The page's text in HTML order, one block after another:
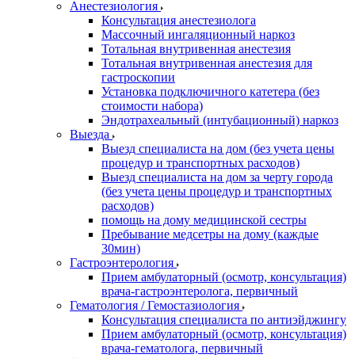
Анестезиология
Консультация анестезиолога
Массочный ингаляционный наркоз
Тотальная внутривенная анестезия
Тотальная внутривенная анестезия для
гастроскопии
Установка подключичного катетера (без
стоимости набора)
Эндотрахеальный (интубационный) наркоз
Выезда
Выезд специалиста на дом (без учета цены
процедур и транспортных расходов)
Выезд специалиста на дом за черту города
(без учета цены процедур и транспортных
расходов)
помощь на дому медицинской сестры
Пребывание медсетры на дому (каждые
30мин)
Гастроэнтерология
Прием амбулаторный (осмотр, консультация)
врача-гастроэнтеролога, первичный
Гематология / Гемостазиология
Консультация специалиста по антиэйджингу
Прием амбулаторный (осмотр, консультация)
врача-гематолога, первичный